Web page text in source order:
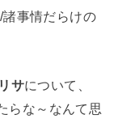
事情だらけの
サについて、
らな～なんて思